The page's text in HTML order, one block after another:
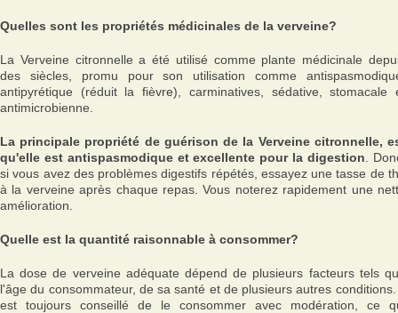
Quelles sont les propriétés médicinales de la verveine?
La Verveine citronnelle a été utilisé comme plante médicinale
des siècles, promu pour son utilisation comme
antipyrétique (réduit la fièvre), carminatives, sédative, stomacale
antimicrobienne.
La principale propriété de guérison de la Verveine citronnelle,
qu'elle est antispasmodique et excellente pour la digestion .
si vous avez des problèmes digestifs répétés, essayez une tasse de
à la verveine après chaque repas. Vous noterez rapidement une
amélioration.
Quelle est la quantité raisonnable à consommer?
La dose de verveine adéquate dépend de plusieurs facteurs tels
l'âge du consommateur, de sa santé et de plusieurs autres
est toujours conseillé de le consommer avec modération, ce